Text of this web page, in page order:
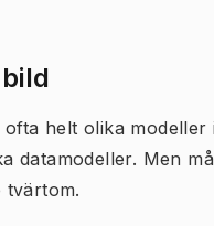
helt olika
datamodeller. Men
tvärtom.